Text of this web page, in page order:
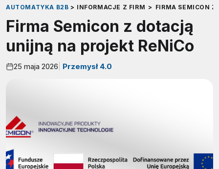
AUTOMATYKA B2B > INFORMACJE Z FIRM > FIRMA SEMICON
Firma Semicon z dotacją
unijną na projekt ReNiCo
25 maja 2026 Przemysł 4.0